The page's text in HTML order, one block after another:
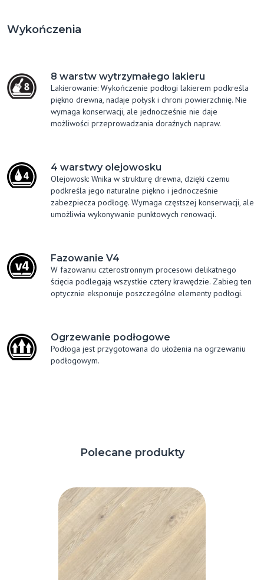
Wykończenia
8 warstw wytrzymałego lakieru
Lakierowanie: Wykończenie podłogi lakierem podkreśla
piękno drewna, nadaje połysk i chroni powierzchnię. Nie
wymaga konserwacji, ale jednocześnie nie daje
możliwości przeprowadzania doraźnych napraw.
4 warstwy olejowosku
Olejowosk: Wnika w strukturę drewna, dzięki czemu
podkreśla jego naturalne piękno i jednocześnie
zabezpiecza podłogę. Wymaga częstszej konserwacji, ale
umożliwia wykonywanie punktowych renowacji.
Fazowanie V4
W fazowaniu czterostronnym procesowi delikatnego
ścięcia podlegają wszystkie cztery krawędzie. Zabieg ten
optycznie eksponuje poszczególne elementy podłogi.
Ogrzewanie podłogowe
Podłoga jest przygotowana do ułożenia na ogrzewaniu
podłogowym.
Polecane produkty